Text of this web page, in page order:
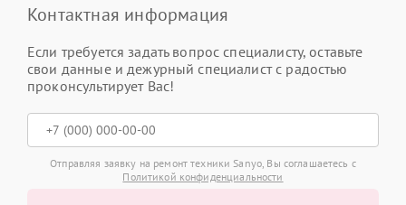
Контактная информация
Если требуется задать вопрос специалисту, оставьте
свои данные и дежурный специалист с радостью
проконсультирует Вас!
Отправляя заявку на ремонт техники Sanyo, Вы соглашаетесь с
Политикой конфиденциальности